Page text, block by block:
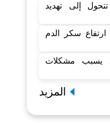
إلى تهديد
سكر الدم
يسبب مشكلات
المزيد